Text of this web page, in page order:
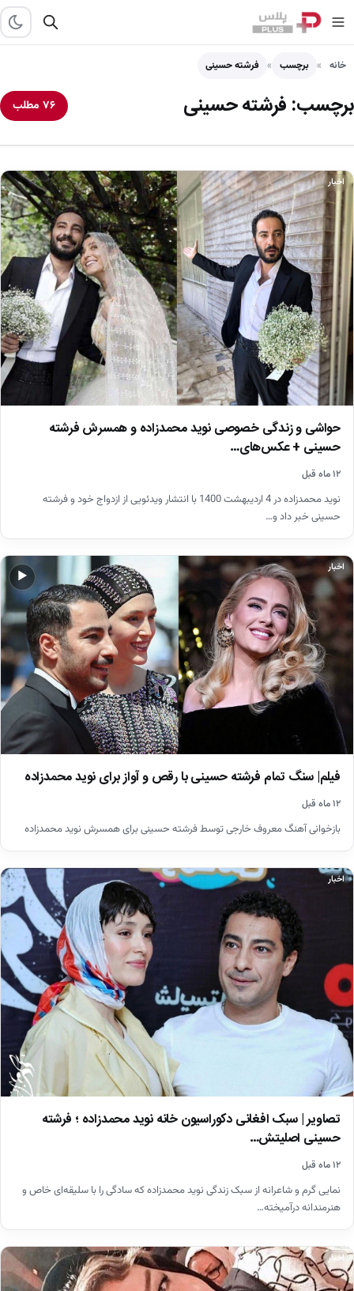
خانه برچسب فرشته حسینی
برچسب: فرشته حسینی ۷۶ مطلب
اخبار
حواشی و زندگی خصوصی نوید محمدزاده و همسرش فرشته
حسینی + عکس‌های…
۱۲ ماه قبل
نوید محمدزاده در 4 اردیبهشت 1400 با انتشار ویدئویی از ازدواج خود و فرشته
حسینی خبر داد و…
▶
اخبار
فیلم| سنگ تمام فرشته حسینی با رقص و آواز برای نوید محمدزاده
۱۲ ماه قبل
بازخوانی آهنگ معروف خارجی توسط فرشته حسینی برای همسرش نوید محمدزاده
اخبار
تصاویر | سبک افغانی دکوراسیون خانه نوید محمدزاده ؛ فرشته
حسینی اصلیتش…
۱۲ ماه قبل
نمایی گرم و شاعرانه از سبک زندگی نوید محمدزاده که سادگی را با سلیقه‌ای خاص و
هنرمندانه درآمیخته…
اخبار